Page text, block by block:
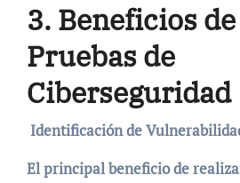
3. Beneficios
Pruebas de
Ciberseguridad
Identificación de
El principal beneficio de